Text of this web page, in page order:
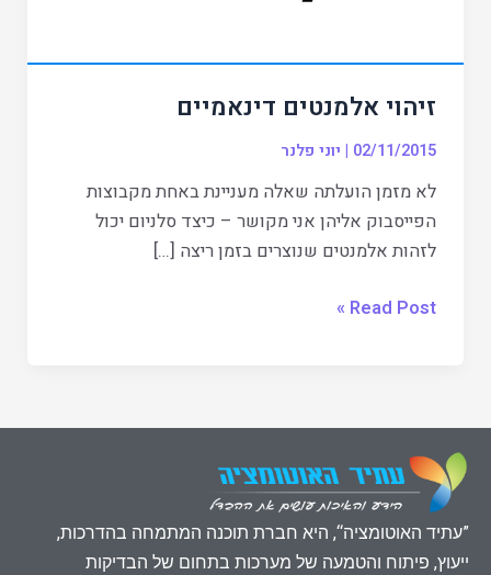
זיהוי אלמנטים דינאמיים
02/11/2015
| יוני פלנר
לא מזמן הועלתה שאלה מעניינת באחת מקבוצות
הפייסבוק אליהן אני מקושר – כיצד סלניום יכול
לזהות אלמנטים שנוצרים בזמן ריצה […]
Read Post »
”עתיד האוטומציה“, היא חברת תוכנה המתמחה בהדרכות,
ייעוץ, פיתוח והטמעה של מערכות בתחום של הבדיקות